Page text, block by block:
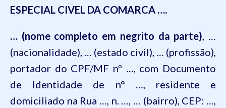
ESPECIAL CIVEL DA COMARCA ….
… (nome completo em negrito da parte), …
(nacionalidade), … (estado civil), … (profissão),
portador do CPF/MF nº …, com Documento
de Identidade de n° …, residente e
domiciliado na Rua …, n. …, … (bairro), CEP: …,